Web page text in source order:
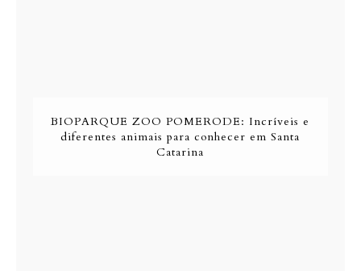
BIOPARQUE ZOO POMERODE: Incríveis e
diferentes animais para conhecer em Santa
Catarina